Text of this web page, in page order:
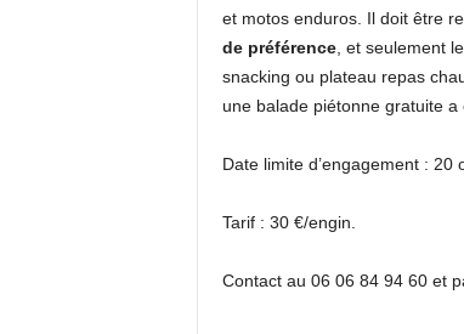
et motos enduros. Il doit être
de préférence, et seulement
snacking ou plateau repas
une balade piétonne gratuite
Date limite d’engagement : 20
Tarif : 30 €/engin.
Contact au 06 06 84 94 60 et